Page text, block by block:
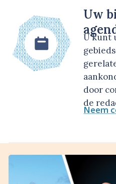
Uw
U kunt
door
de
Neem